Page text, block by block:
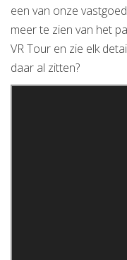
een van onze
meer te zien van het
VR Tour en zie elk
daar al zitten?